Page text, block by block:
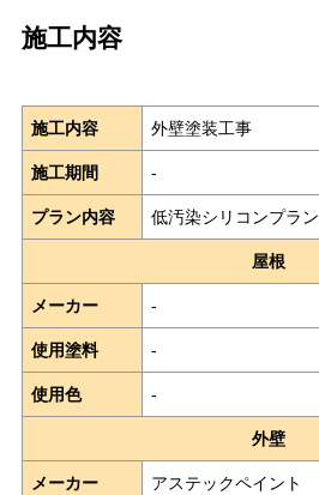
施工内容
施工内容 外壁塗装工事
施工期間 -
プラン内容 低汚染シリコンプラン
屋根
メーカー -
使用塗料 -
使用色 -
外壁
メーカー アステックペイント